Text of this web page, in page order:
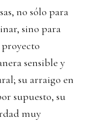
no sólo para
sino para
sensible y
su arraigo en
supuesto, su
muy